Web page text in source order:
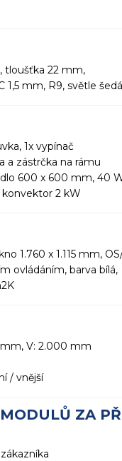
tloušťka 22 mm,
1,5 mm, R9, světle šedá
1x vypínač
a zástrčka na rámu
600 x 600 mm, 40
konvektor 2 kW
1.760 x 1.115 mm,
ovládáním, barva bílá,
V: 2.000 mm
/ vnější
ZA